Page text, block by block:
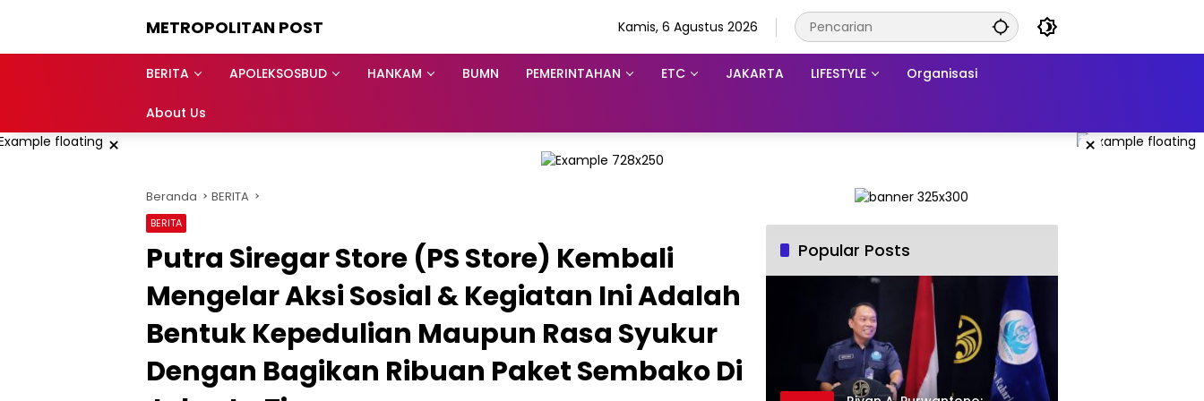
METROPOLITAN POST Kamis, 6 Agustus 2026
BERITA APOLEKSOSBUD HANKAM BUMN PEMERINTAHAN ETC JAKARTA LIFESTYLE Organisasi
About Us
× ×
Beranda BERITA
BERITA
Putra Siregar Store (PS Store) Kembali
Mengelar Aksi Sosial & Kegiatan Ini Adalah
Bentuk Kepedulian Maupun Rasa Syukur
Dengan Bagikan Ribuan Paket Sembako Di
Popular Posts